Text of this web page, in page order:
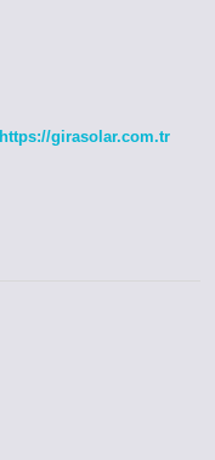
https://girasolar.com.tr